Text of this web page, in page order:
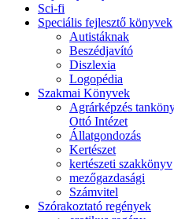
Sci-fi
Speciális fejlesztő könyvek
Autistáknak
Beszédjavító
Diszlexia
Logopédia
Szakmai Könyvek
Agrárképzés
Ottó Intézet
Állatgondozás
Kertészet
kertészeti szakkönyv
mezőgazdasági
Számvitel
Szórakoztató regények